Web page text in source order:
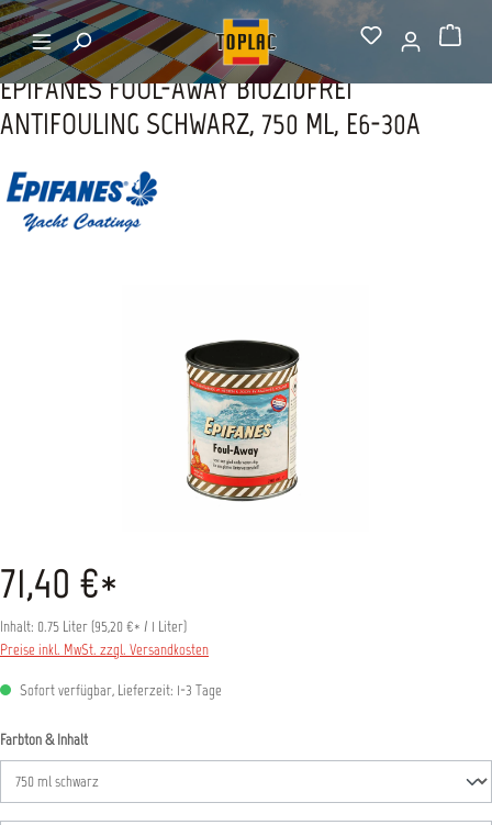
springen
Startseite Unterwasseranstriche
EPIFANES FOUL-AWAY BIOZIDFREI
ANTIFOULING SCHWARZ, 750 ML, E6-30A
71,40 €*
Inhalt: 0.75 Liter (95,20 €* / 1 Liter)
Preise inkl. MwSt. zzgl. Versandkosten
Sofort verfügbar, Lieferzeit: 1-3 Tage
Farbton & Inhaltauswählen